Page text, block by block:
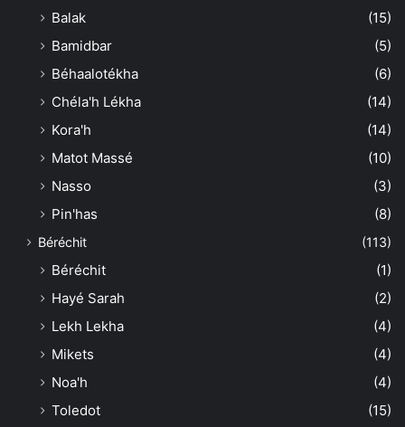
Balak
(15)
Bamidbar
(5)
Béhaalotékha
(6)
Chéla'h Lékha
(14)
Kora'h
(14)
Matot Massé
(10)
Nasso
(3)
Pin'has
(8)
Béréchit (113)
Béréchit
(1)
Hayé Sarah
(2)
Lekh Lekha
(4)
Mikets
(4)
Noa'h
(4)
Toledot
(15)